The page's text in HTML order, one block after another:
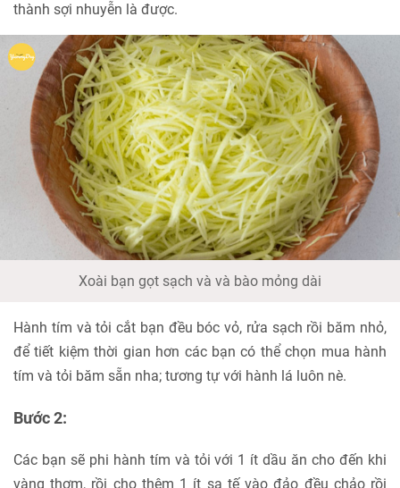
thành sợi nhuyễn là được.
Xoài bạn gọt sạch và và bào mỏng dài
Hành tím và tỏi cắt bạn đều bóc vỏ, rửa sạch rồi băm nhỏ,
để tiết kiệm thời gian hơn các bạn có thể chọn mua hành
tím và tỏi băm sẵn nha; tương tự với hành lá luôn nè.
Bước 2:
Các bạn sẽ phi hành tím và tỏi với 1 ít dầu ăn cho đến khi
vàng thơm, rồi cho thêm 1 ít sa tế vào đảo đều chảo rồi